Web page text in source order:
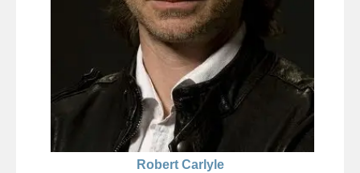
Robert Carlyle